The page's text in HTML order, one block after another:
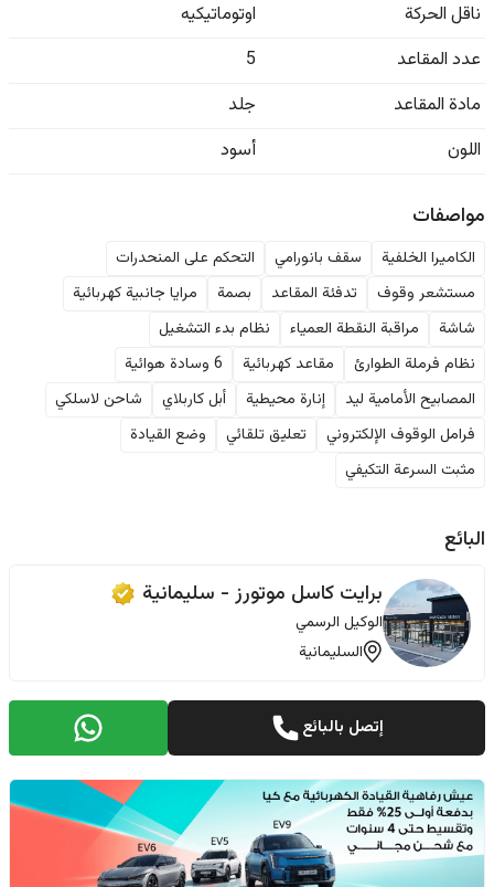
ناقل الحركة
اوتوماتيكيه
عدد المقاعد
5
مادة المقاعد
جلد
اللون
أسود
مواصفات
الكاميرا الخلفية سقف بانورامي
التحكم على المنحدرات
مستشعر وقوف
تدفئة المقاعد بصمة
مرايا جانبية كهربائية
شاشة
مراقبة النقطة العمياء
نظام بدء التشغيل
نظام فرملة الطوارئ
مقاعد كهربائية
6 وسادة هوائية
المصابيح الأمامية ليد
إنارة محيطية أبل كاربلاي
شاحن لاسلكي
فرامل الوقوف الإلكتروني
تعليق تلقائي
وضع القيادة
مثبت السرعة التكيفي
البائع
برایت کاسل موتورز - سليمانية
الوكيل الرسمي
السليمانية
إتصل بالبائع